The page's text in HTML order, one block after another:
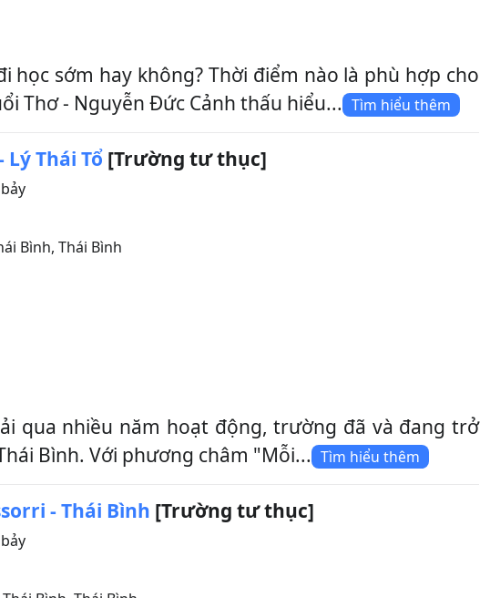
sớm hay không? Thời điểm nào là phù hợp cho
Thơ - Nguyễn Đức Cảnh thấu hiểu... Tìm hiểu thêm
Thái Tổ[Trường tư thục]
Bình, Thái Bình
qua nhiều năm hoạt động, trường đã và đang trở
Bình. Với phương châm "Mỗi... Tìm hiểu thêm
- Thái Bình [Trường tư thục]